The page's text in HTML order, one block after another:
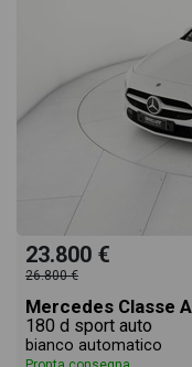
23.800 €
26.800 €
Mercedes Classe A
180 d sport auto
bianco automatico